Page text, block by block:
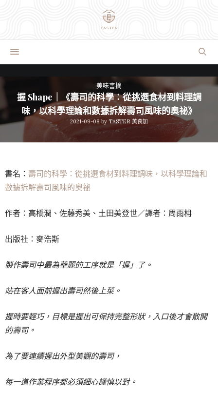
美味書摘
握 Shape｜《壽司的科學：從挑選食材到料理調
味，以科學理論和數據拆解壽司風味的奧祕》
2021-09-08 by TASTER 美食加
書名： 壽司的科學：從挑選食材到料理調味，以科學理論和
數據拆解壽司風味的奧祕
作者：高橋潤、佐藤秀美、土田美登世／譯者：周雨枏
出版社：麥浩斯
製作壽司中最為華麗的工序就是「握」了。
站在客人面前握出壽司然後上菜。
握時要輕巧，目標是握出可保持完整形狀，入口後才會散開
的壽司。
為了要連續握出外型美觀的壽司，
每一道作業程序都必須細心謹慎以對。